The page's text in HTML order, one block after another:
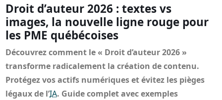
Droit d’auteur 2026 : textes vs
images, la nouvelle ligne rouge pour
les PME québécoises
Découvrez comment le « Droit d’auteur 2026 »
transforme radicalement la création de contenu.
Protégez vos actifs numériques et évitez les pièges
légaux de l’IA. Guide complet avec exemples